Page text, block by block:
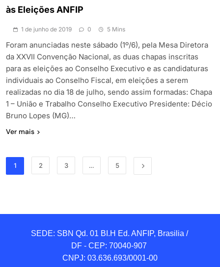
às Eleições ANFIP
1 de junho de 2019 0 5 Mins
Foram anunciadas neste sábado (1º/6), pela Mesa Diretora
da XXVII Convenção Nacional, as duas chapas inscritas
para as eleições ao Conselho Executivo e as candidaturas
individuais ao Conselho Fiscal, em eleições a serem
realizadas no dia 18 de julho, sendo assim formadas: Chapa
1 – União e Trabalho Conselho Executivo Presidente: Décio
Bruno Lopes (MG)…
Ver mais
1 2 3 … 5
SEDE: SBN Qd. 01 BI.H Ed. ANFIP, Brasilia /
DF - CEP: 70040-907
CNPJ: 03.636.693/0001-00